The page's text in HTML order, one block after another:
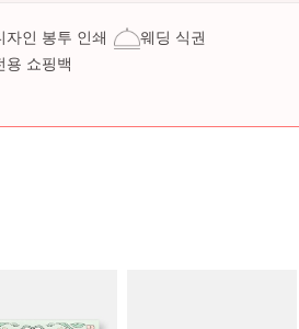
자인 봉투 인쇄
웨딩 식권
용 쇼핑백